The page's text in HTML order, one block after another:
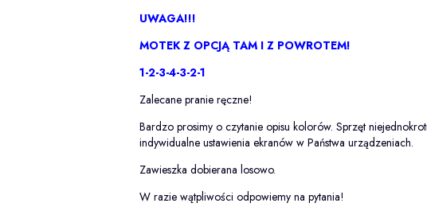
UWAGA!!!
MOTEK Z OPCJĄ TAM I Z POWROTEM!
1-2-3-4-3-2-1
Zalecane pranie ręczne!
Bardzo prosimy o czytanie opisu kolorów. Sprzęt
indywidualne ustawienia ekranów w Państwa urządzeniach.
Zawieszka dobierana losowo.
W razie wątpliwości odpowiemy na pytania!